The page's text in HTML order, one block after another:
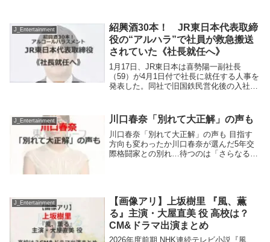
る“女たちのサバイバルサスペンス”。新築
タワ...
J_Entertainment
紹興酒30本！ JR東日本代表取締
役の“アルハラ”で社員が救急搬送
されていた《社長就任へ》
1月17日、JR東日本は喜勢陽一副社長
（59）が4月1日付で社長に就任する人事を
発表した。同社で旧国鉄民営化後の入社組
意欲を示したという喜勢氏。しかし喜勢氏
を巡って...
J_Entertainment 川口春奈「別れて大正解」の声も
川口春奈「別れて大正解」の声も 目指す
方向も変わったか川口春奈が選んだ5年交
際格闘家との別れ…待つのは「さらなる飛
J_Entertainment
【画像アリ】上坂樹里 『風、薫
る』主演・大屋直美 役 高校は？
CM&ドラマ出演まとめ
2026年度前期 NHK連続テレビ小説『風、